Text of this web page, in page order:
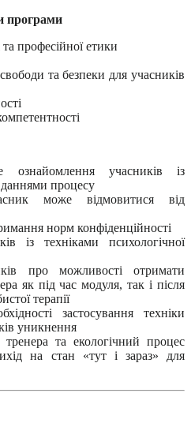
програми
професійної етики
та безпеки для учасників
ознайомлення учасників із
процесу
може відмовитися від
норм конфіденційності
із техніками психологічної
про можливості отримати
як під час модуля, так і після
терапії
застосування техніки
уникнення
та екологічний процес
на стан «тут і зараз» для